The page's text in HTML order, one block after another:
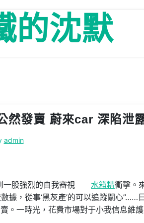
的沈默
然發賣 蔚來car 深陷泄
admin
一股強烈的自我審視 水箱精衝擊。
據，從事‘黑灰產’的可以追蹤關心”……日
。一時光，花費市場對于小我信息維